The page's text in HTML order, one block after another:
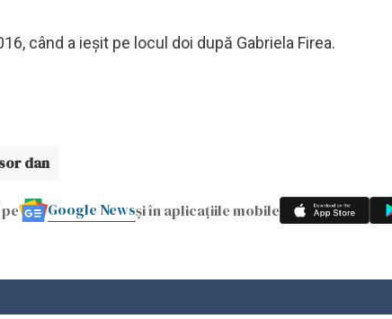
când a ieșit pe locul doi după Gabriela Firea.
dan
Google Newsși în aplicațiile mobile